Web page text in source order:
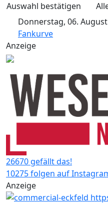
Auswahl bestätigen
Donnerstag, 06.
Fankurve
Anzeige
26670 gefällt das!
10275 folgen auf
Anzeige